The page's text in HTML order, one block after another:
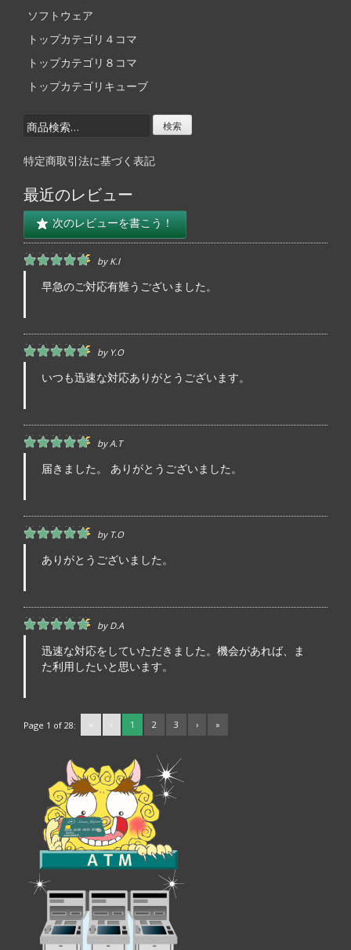
ソフトウェア
トップカテゴリ４コマ
トップカテゴリ８コマ
トップカテゴリキューブ
検
索
結
果:
特定商取引法に基づく表記
最近のレビュー
次のレビューを書こう！
by K.i
早急のご対応有難うございました。
by Y.o
いつも迅速な対応ありがとうございます。
by A.t
届きました。 ありがとうございました。
by T.O
ありがとうございました。
by D.a
迅速な対応をしていただきました。機会があれば、ま
た利用したいと思います。
Page 1 of 28: « ‹ 1 2 3 › »